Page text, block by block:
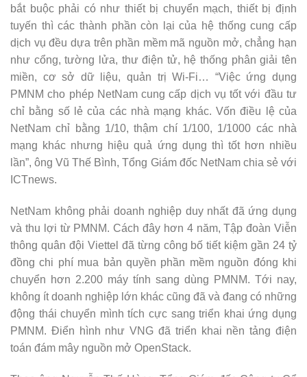
bắt buộc phải có như thiết bị chuyển mạch, thiết bị định
tuyến thì các thành phần còn lại của hệ thống cung cấp
dịch vụ đều dựa trên phần mềm mã nguồn mở, chẳng hạn
như cổng, tường lửa, thư điện tử, hệ thống phân giải tên
miền, cơ sở dữ liệu, quản trị Wi-Fi… “Việc ứng dụng
PMNM cho phép NetNam cung cấp dịch vụ tốt với đầu tư
chỉ bằng số lẻ của các nhà mạng khác. Vốn điều lệ của
NetNam chỉ bằng 1/10, thậm chí 1/100, 1/1000 các nhà
mạng khác nhưng hiệu quả ứng dụng thì tốt hơn nhiều
lần”, ông Vũ Thế Bình, Tổng Giám đốc NetNam chia sẻ với
ICTnews.
NetNam không phải doanh nghiệp duy nhất đã ứng dụng
và thu lợi từ PMNM. Cách đây hơn 4 năm, Tập đoàn Viễn
thông quân đội Viettel đã từng công bố tiết kiệm gần 24 tỷ
đồng chi phí mua bản quyền phần mềm nguồn đóng khi
chuyển hơn 2.200 máy tính sang dùng PMNM. Tới nay,
không ít doanh nghiệp lớn khác cũng đã và đang có những
động thái chuyển mình tích cực sang triển khai ứng dụng
PMNM. Điển hình như VNG đã triển khai nền tảng điện
toán đám mây nguồn mở OpenStack.